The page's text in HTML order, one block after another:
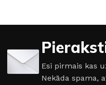
KRĀSA Antracīts
MATERIĀLS Plastmasa
Esi pirmais kas
Nekāda spama,